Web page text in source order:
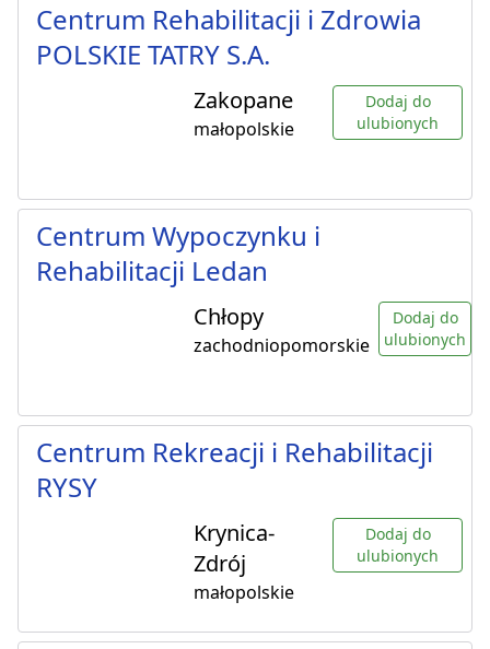
Centrum Rehabilitacji i Zdrowia
POLSKIE TATRY S.A.
Zakopane
małopolskie
Dodaj do
ulubionych
Centrum Wypoczynku i
Rehabilitacji Ledan
Chłopy
zachodniopomorskie
Dodaj do
ulubionych
Centrum Rekreacji i Rehabilitacji
RYSY
Krynica-
Zdrój
małopolskie
Dodaj do
ulubionych